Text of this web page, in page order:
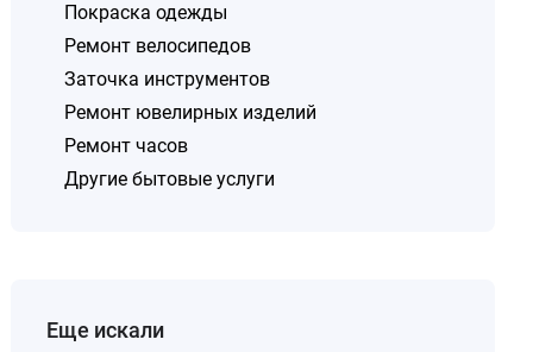
Покраска одежды
Ремонт велосипедов
Заточка инструментов
Ремонт ювелирных изделий
Ремонт часов
Другие бытовые услуги
Еще искали